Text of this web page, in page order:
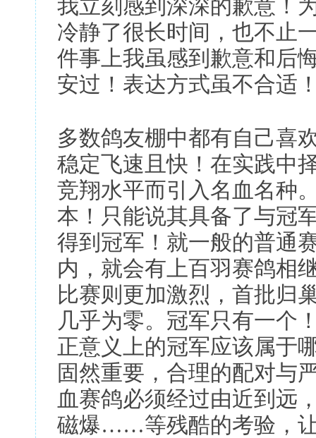
我立刻感到深深的歉意
冷静了很长时间，也不止
件事上我虽感到歉意和后
安过！表达方式虽不合
多数鸽友棚中都有自己喜
稳定飞速且快！在实践中
竞翔水平而引入名血名种
本！只能说其具备了与冠
得到冠军！就一般的普通
内，就会有上百羽赛鸽相
比赛则更加激烈，首批归
几乎为零。冠军只有一个
正意义上的冠军应该属于
固然重要，合理的配对与
血赛鸽必须经过由近到远
磁爆……等残酷的考验，